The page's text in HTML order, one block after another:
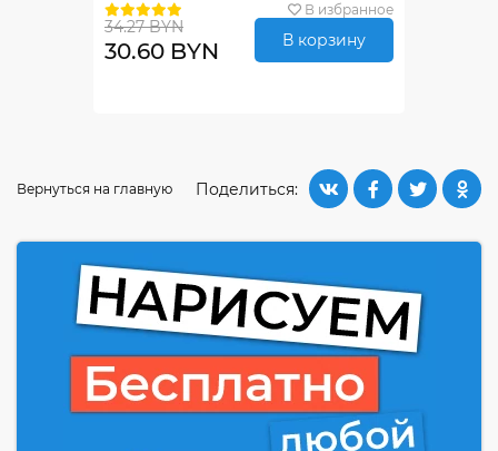
В избранное
34.27 BYN
30.60 BYN В корзину
Поделиться:
Вернуться на главную